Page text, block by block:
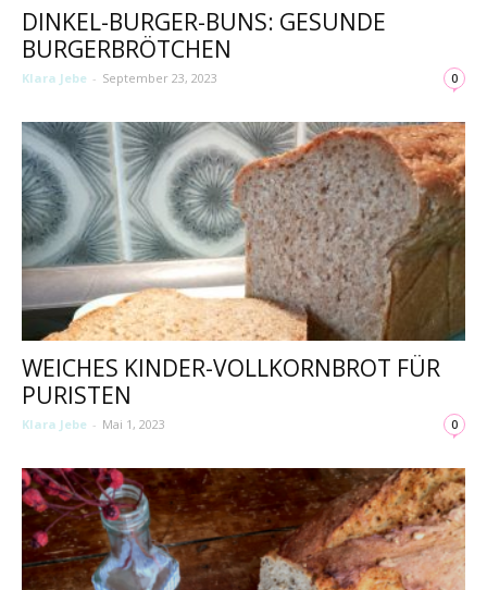
DINKEL-BURGER-BUNS: GESUNDE
BURGERBRÖTCHEN
Klara Jebe - September 23, 2023 0
WEICHES KINDER-VOLLKORNBROT FÜR
PURISTEN
Klara Jebe - Mai 1, 2023 0